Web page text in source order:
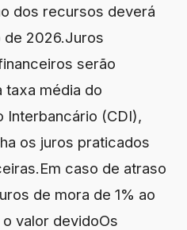
dos recursos deverá
de 2026.Juros
serão
taxa média do
Interbancário (CDI),
os juros praticados
caso de atraso
de mora de 1% ao
valor devidoOs